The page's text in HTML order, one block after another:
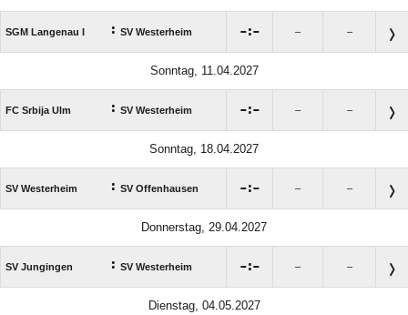
SGM Langenau I : SV Westerheim : – –
Sonntag, 11.04.2027
FC Srbija Ulm : SV Westerheim : – –
Sonntag, 18.04.2027
SV Westerheim : SV Offenhausen : – –
Donnerstag, 29.04.2027
SV Jungingen : SV Westerheim : – –
Dienstag, 04.05.2027